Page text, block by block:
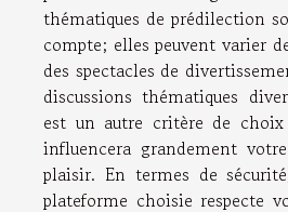
thématiques de prédilection
compte; elles peuvent varier
des spectacles de
discussions thématiques
est un autre critère de
influencera grandement
plaisir. En termes de
plateforme choisie respecte